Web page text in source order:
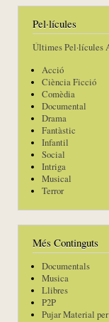
Pel·lícules
Últimes Pel·lícules
Acció
Ciència Ficció
Comèdia
Documental
Drama
Fantàstic
Infantil
Social
Intriga
Musical
Terror
Més Continguts
Documentals
Musica
Llibres
P2P
Pujar Material